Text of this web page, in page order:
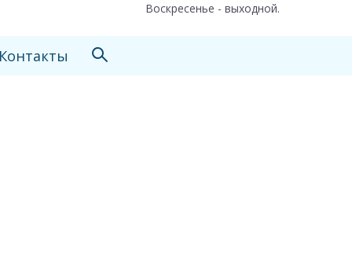
Воскресенье - выходной.